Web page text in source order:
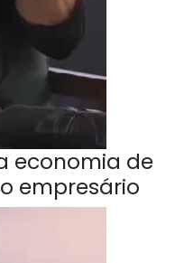
economia de
empresário